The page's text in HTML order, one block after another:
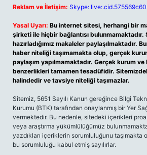
Reklam ve İletişim: Skype:
Yasal Uyarı: Bu internet sitesi, herhangi bir
şirketi ile hiçbir bağlantısı bulunmamaktadır.
hazırladığımız makaleler paylaşılmaktadır.
haber niteliği taşımamakta olup, gerçek
paylaşım yapılmamaktadır. Gerçek kurum
benzerlikleri tamamen tesadüfidir.
halindedir ve tavsiye niteliği taşımazlar.
Sitemiz, 5651 Sayılı Kanun gereğince Bilgi
Kurumu (BTK) tarafından onaylanmış bir Yer
vermektedir. Bu nedenle, sitedeki içerikleri
veya araştırma yükümlülüğümüz
yazdıkları içeriklerin sorumluluğunu taşımakta
bu sorumluluğu kabul etmiş sayılırlar.